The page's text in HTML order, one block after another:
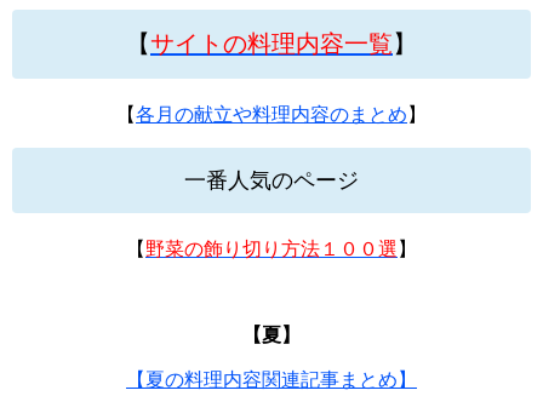
【サイトの料理内容一覧】
【各月の献立や料理内容のまとめ 】
一番人気のページ
【 野菜の飾り切り方法１００選 】
【夏】
【夏の料理内容関連記事まとめ】